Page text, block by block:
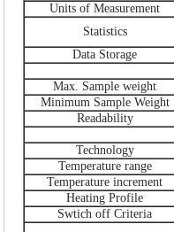
Units of Measurement
Statistics
Data Storage
Max. Sample weight
Minimum Sample Weight
Readability
Technology
Temperature range
Temperature increment
Heating Profile
Swtich off Criteria